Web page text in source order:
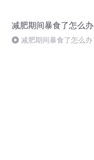
减肥期间暴食了怎么办
减肥期间暴食了怎么办